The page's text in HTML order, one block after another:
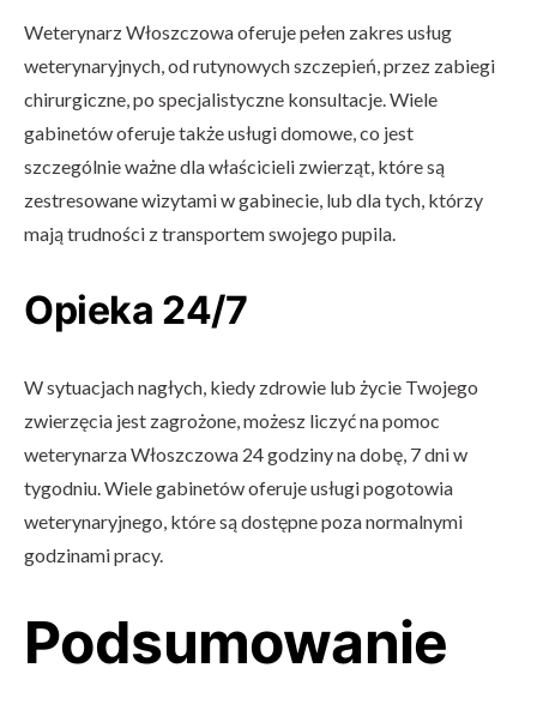
Weterynarz Włoszczowa oferuje pełen zakres usług
weterynaryjnych, od rutynowych szczepień, przez zabiegi
chirurgiczne, po specjalistyczne konsultacje. Wiele
gabinetów oferuje także usługi domowe, co jest
szczególnie ważne dla właścicieli zwierząt, które są
zestresowane wizytami w gabinecie, lub dla tych, którzy
mają trudności z transportem swojego pupila.
Opieka 24/7
W sytuacjach nagłych, kiedy zdrowie lub życie Twojego
zwierzęcia jest zagrożone, możesz liczyć na pomoc
weterynarza Włoszczowa 24 godziny na dobę, 7 dni w
tygodniu. Wiele gabinetów oferuje usługi pogotowia
weterynaryjnego, które są dostępne poza normalnymi
godzinami pracy.
Podsumowanie